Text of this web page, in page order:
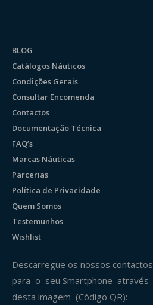
BLOG
Catálogos Náuticos
Condições Gerais
Consultar Encomenda
Contactos
Documentação Técnica
FAQ’s
Marcas Náuticas
Parcerias
Política de Privacidade
Quem Somos
Testemunhos
Wishlist
Descarregue os nossos contactos
para o seu Smartphone através
desta imagem (Código QR):